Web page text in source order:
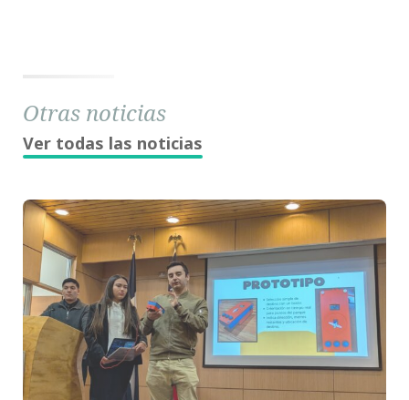
Otras noticias
Ver todas las noticias